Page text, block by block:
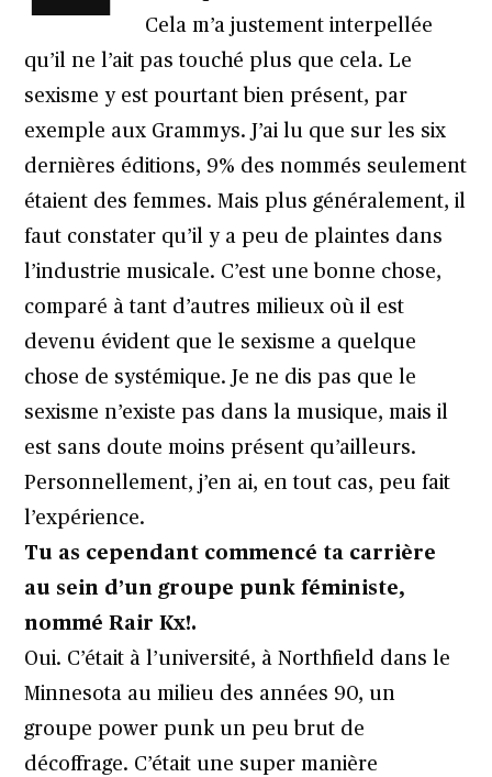
Cela m’a justement interpellée
qu’il ne l’ait pas touché plus que cela. Le
sexisme y est pourtant bien présent, par
exemple aux Grammys. J’ai lu que sur les six
dernières éditions, 9% des nommés seulement
étaient des femmes. Mais plus généralement, il
faut constater qu’il y a peu de plaintes dans
l’industrie musicale. C’est une bonne chose,
comparé à tant d’autres milieux où il est
devenu évident que le sexisme a quelque
chose de systémique. Je ne dis pas que le
sexisme n’existe pas dans la musique, mais il
est sans doute moins présent qu’ailleurs.
Personnellement, j’en ai, en tout cas, peu fait
l’expérience.
Tu as cependant commencé ta carrière
au sein d’un groupe punk féministe,
nommé Rair Kx!.
Oui. C’était à l’université, à Northfield dans le
Minnesota au milieu des années 90, un
groupe power punk un peu brut de
décoffrage. C’était une super manière